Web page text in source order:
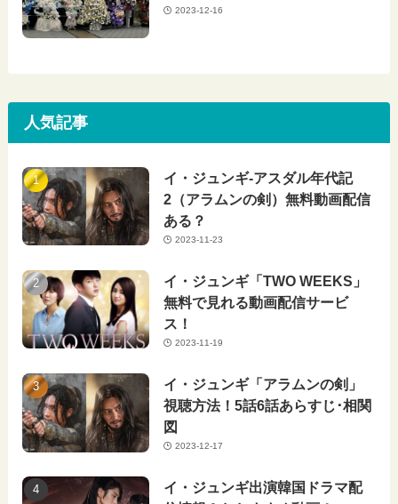
2023-12-16
人気記事
イ・ジュンギ-アスダル年代記
2（アラムンの剣）無料動画配信
ある？
2023-11-23
イ・ジュンギ「TWO WEEKS」
無料で見れる動画配信サービ
ス！
2023-11-19
イ・ジュンギ「アラムンの剣」
視聴方法！5話6話あらすじ･相関
図
2023-12-17
イ・ジュンギ出演韓国ドラマ配